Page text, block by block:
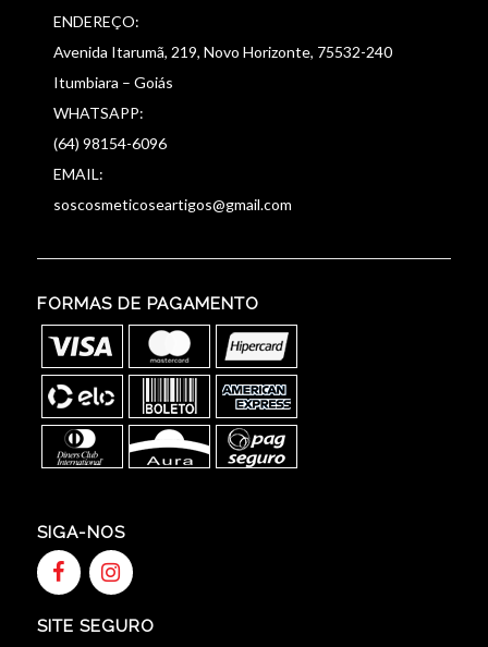
ENDEREÇO:
Avenida Itarumã, 219, Novo Horizonte, 75532-240
Itumbiara – Goiás
WHATSAPP:
(64) 98154-6096
EMAIL:
soscosmeticoseartigos@gmail.com
FORMAS DE PAGAMENTO
SIGA-NOS
SITE SEGURO